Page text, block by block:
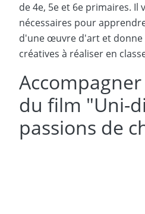
de 4e, 5e et 6e primaires. Il
nécessaires pour
d'une œuvre d'art et donne
créatives à réaliser en
du film "Uni-
passions de